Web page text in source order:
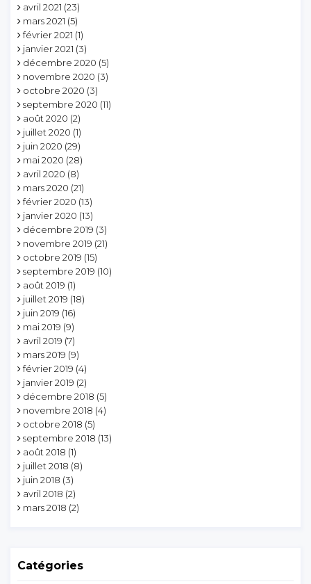
avril 2021 (23)
mars 2021 (5)
février 2021 (1)
janvier 2021 (3)
décembre 2020 (5)
novembre 2020 (3)
octobre 2020 (3)
septembre 2020 (11)
août 2020 (2)
juillet 2020 (1)
juin 2020 (29)
mai 2020 (28)
avril 2020 (8)
mars 2020 (21)
février 2020 (13)
janvier 2020 (13)
décembre 2019 (3)
novembre 2019 (21)
octobre 2019 (15)
septembre 2019 (10)
août 2019 (1)
juillet 2019 (18)
juin 2019 (16)
mai 2019 (9)
avril 2019 (7)
mars 2019 (9)
février 2019 (4)
janvier 2019 (2)
décembre 2018 (5)
novembre 2018 (4)
octobre 2018 (5)
septembre 2018 (13)
août 2018 (1)
juillet 2018 (8)
juin 2018 (3)
avril 2018 (2)
mars 2018 (2)
Catégories